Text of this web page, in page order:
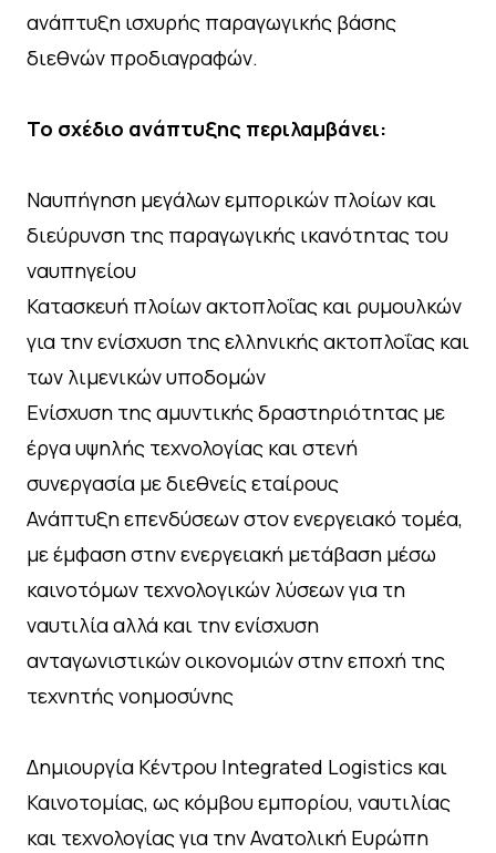
ανάπτυξη ισχυρής παραγωγικής βάσης
διεθνών προδιαγραφών.
Το σχέδιο ανάπτυξης περιλαμβάνει:
Ναυπήγηση μεγάλων εμπορικών πλοίων και
διεύρυνση της παραγωγικής ικανότητας του
ναυπηγείου
Κατασκευή πλοίων ακτοπλοΐας και ρυμουλκών
για την ενίσχυση της ελληνικής ακτοπλοΐας και
των λιμενικών υποδομών
Ενίσχυση της αμυντικής δραστηριότητας με
έργα υψηλής τεχνολογίας και στενή
συνεργασία με διεθνείς εταίρους
Ανάπτυξη επενδύσεων στον ενεργειακό τομέα,
με έμφαση στην ενεργειακή μετάβαση μέσω
καινοτόμων τεχνολογικών λύσεων για τη
ναυτιλία αλλά και την ενίσχυση
ανταγωνιστικών οικονομιών στην εποχή της
τεχνητής νοημοσύνης
Δημιουργία Κέντρου Integrated Logistics και
Καινοτομίας, ως κόμβου εμπορίου, ναυτιλίας
και τεχνολογίας για την Ανατολική Ευρώπη